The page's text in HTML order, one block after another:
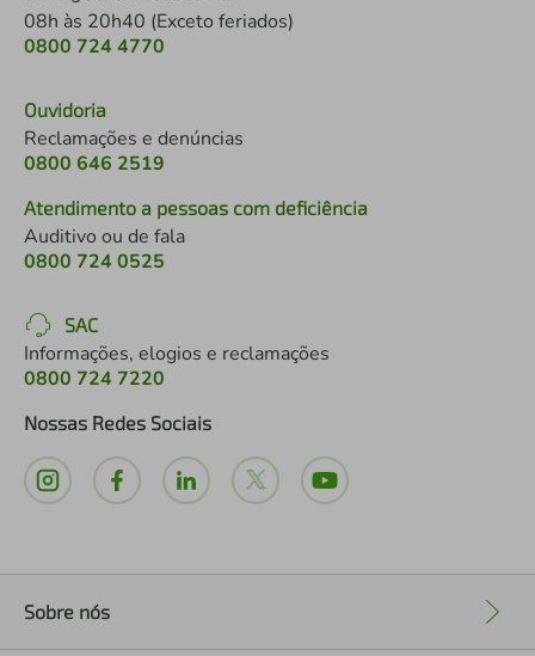
08h às 20h40 (Exceto feriados)
0800 724 4770
Ouvidoria
Reclamações e denúncias
0800 646 2519
Atendimento a pessoas com deficiência
Auditivo ou de fala
0800 724 0525
SAC
Informações, elogios e reclamações
0800 724 7220
Nossas Redes Sociais
Sobre nós